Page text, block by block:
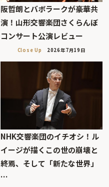
阪哲朗とバボラークが豪華共
演！山形交響楽団さくらんぼ
コンサート公演レビュー
Close Up 2026年7月19日
NHK交響楽団のイチオシ！ル
イージが描くこの世の崩壊と
終焉、そして「新たな世界」
…